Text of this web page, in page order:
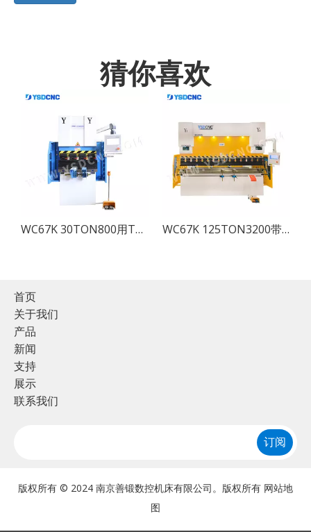
猜你喜欢
WC67K 30TON800用TP10，纸弯机出售的伺服液压压力机制动器 WC67K 125TON3200带有TP10的伺服液压CNC弯曲机，纸制动器出售
首页
关于我们
产品
新闻
支持
展示
联系我们
订阅
版权所有 © 2024 南京善锻数控机床有限公司。版权所有 网站地
图